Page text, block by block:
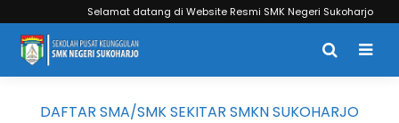
Selamat datang di Website Resmi SMK Negeri Sukoharjo
DAFTAR SMA/SMK SEKITAR SMKN SUKOHARJO